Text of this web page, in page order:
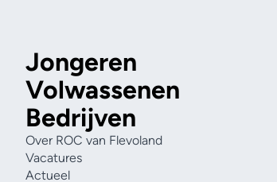
Jongeren
Volwassenen
Bedrijven
Over ROC van Flevoland
Vacatures
Actueel